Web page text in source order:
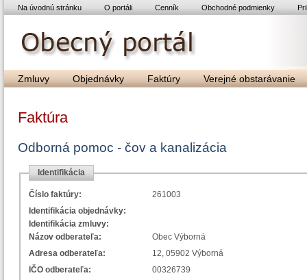
Na úvodnú stránku O portáli Cenník Obchodné podmienky
Zmluvy Objednávky Faktúry Verejné obstarávanie
Faktúra
Odborná pomoc - čov a kanalizácia
Identifikácia
Číslo faktúry:
261003
Identifikácia objednávky:
Identifikácia zmluvy:
Názov odberateľa:
Obec Výborná
Adresa odberateľa:
12, 05902 Výborná
IČO odberateľa:
00326739